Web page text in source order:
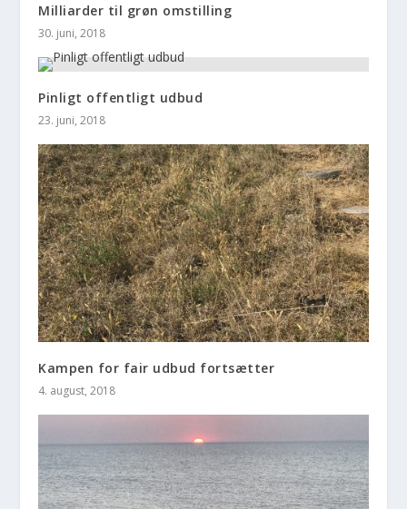
Milliarder til grøn omstilling
30. juni, 2018
Pinligt offentligt udbud
23. juni, 2018
Kampen for fair udbud fortsætter
4. august, 2018